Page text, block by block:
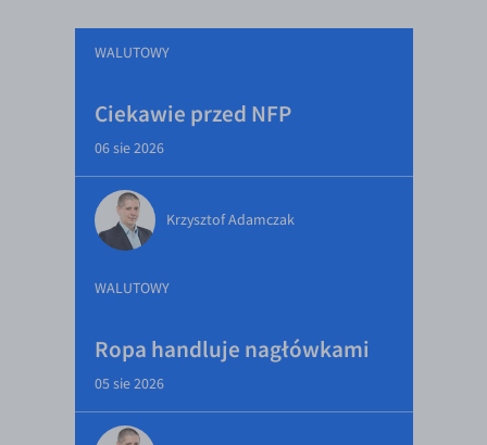
WALUTOWY
Ciekawie przed NFP
06 sie 2026
Krzysztof Adamczak
WALUTOWY
Ropa handluje nagłówkami
05 sie 2026